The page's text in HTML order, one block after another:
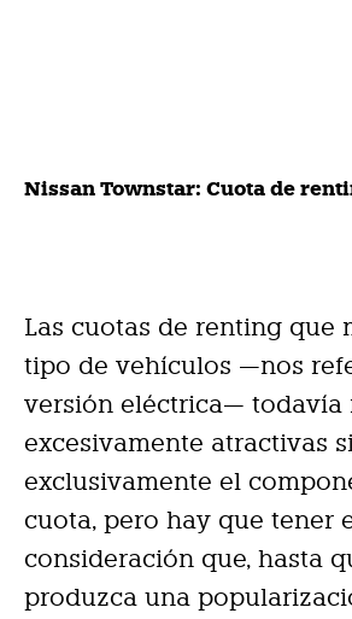
Nissan Townstar: Cuota de
Las cuotas de renting que
tipo de vehículos —nos
versión eléctrica— todavía
excesivamente atractivas
exclusivamente el
cuota, pero hay que tener
consideración que, hasta
produzca una